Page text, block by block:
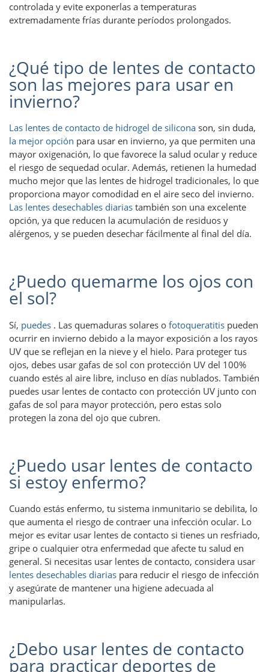
controlada y evite exponerlas a temperaturas
extremadamente frías durante períodos prolongados.
¿Qué tipo de lentes de contacto
son las mejores para usar en
invierno?
Las lentes de contacto de hidrogel de silicona son, sin duda,
la mejor opción para usar en invierno, ya que permiten una
mayor oxigenación, lo que favorece la salud ocular y reduce
el riesgo de sequedad ocular. Además, retienen la humedad
mucho mejor que las lentes de hidrogel tradicionales, lo que
proporciona mayor comodidad en el aire seco del invierno.
Las lentes desechables diarias también son una excelente
opción, ya que reducen la acumulación de residuos y
alérgenos, y se pueden desechar fácilmente al final del día.
¿Puedo quemarme los ojos con
el sol?
Sí, puedes . Las quemaduras solares o fotoqueratitis pueden
ocurrir en invierno debido a la mayor exposición a los rayos
UV que se reflejan en la nieve y el hielo. Para proteger tus
ojos, debes usar gafas de sol con protección UV del 100%
cuando estés al aire libre, incluso en días nublados. También
puedes usar lentes de contacto con protección UV junto con
gafas de sol para mayor protección, pero estas solo
protegen la zona del ojo que cubren.
¿Puedo usar lentes de contacto
si estoy enfermo?
Cuando estás enfermo, tu sistema inmunitario se debilita, lo
que aumenta el riesgo de contraer una infección ocular. Lo
mejor es evitar usar lentes de contacto si tienes un resfriado,
gripe o cualquier otra enfermedad que afecte tu salud en
general. Si necesitas usar lentes de contacto, considera usar
lentes desechables diarias para reducir el riesgo de infección
y asegúrate de mantener una higiene adecuada al
manipularlas.
¿Debo usar lentes de contacto
para practicar deportes de